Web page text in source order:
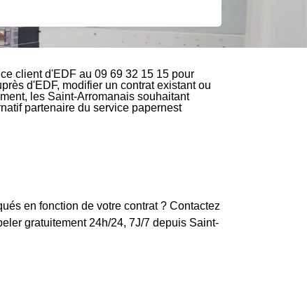
client d'EDF au 09 69 32 15 15 pour
d'EDF, modifier un contrat existant ou
les Saint-Arromanais souhaitant
partenaire du service papernest
en fonction de votre contrat ? Contactez
gratuitement 24h/24, 7J/7 depuis Saint-